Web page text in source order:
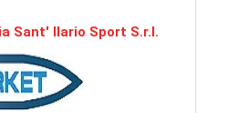
Sant' Ilario Sport S.r.l.